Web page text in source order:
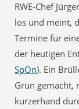
RWE-Chef
los und meint,
Termine für
der heutigen
SpOn). Ein
Grün gemacht,
kurzerhand